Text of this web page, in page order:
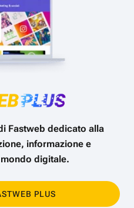
Fastweb dedicato alla
informazione e
digitale.
PLUS